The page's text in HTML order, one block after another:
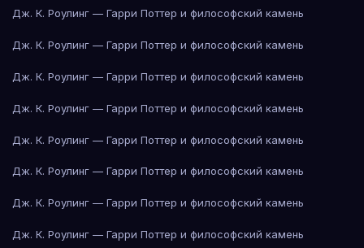
Дж. К. Роулинг — Гарри Поттер и философский камень
Дж. К. Роулинг — Гарри Поттер и философский камень
Дж. К. Роулинг — Гарри Поттер и философский камень
Дж. К. Роулинг — Гарри Поттер и философский камень
Дж. К. Роулинг — Гарри Поттер и философский камень
Дж. К. Роулинг — Гарри Поттер и философский камень
Дж. К. Роулинг — Гарри Поттер и философский камень
Дж. К. Роулинг — Гарри Поттер и философский камень